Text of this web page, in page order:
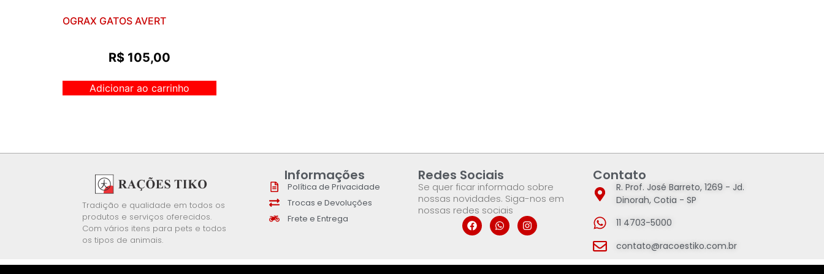
OGRAX GATOS AVERT
R$ 105,00
Adicionar ao carrinho
Tradição e qualidade em todos os
produtos e serviços oferecidos.
Com vários itens para pets e todos
os tipos de animais.
Informações
Política de Privacidade
Trocas e Devoluções
Frete e Entrega
Redes Sociais
Se quer ficar informado sobre
nossas novidades. Siga-nos em
nossas redes sociais
Contato
R. Prof. José Barreto, 1269 - Jd.
Dinorah, Cotia - SP
11 4703-5000
contato@racoestiko.com.br